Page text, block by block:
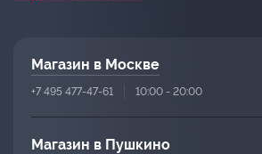
Магазин в Москве
+7 495 477-47-61 10:00 - 20:00
Магазин в Пушкино